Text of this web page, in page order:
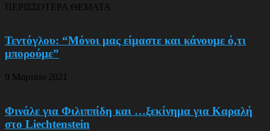
ΠΕΡΙΣΣΟΤΕΡΑ ΘΕΜΑΤΑ
Τεντόγλου: “Μόνοι μας είμαστε και κάνουμε ό,τι
μπορούμε”
9 Μαρτίου 2021
Φινάλε για Φιλιππίδη και …ξεκίνημα για Καραλή
στο Liechtenstein